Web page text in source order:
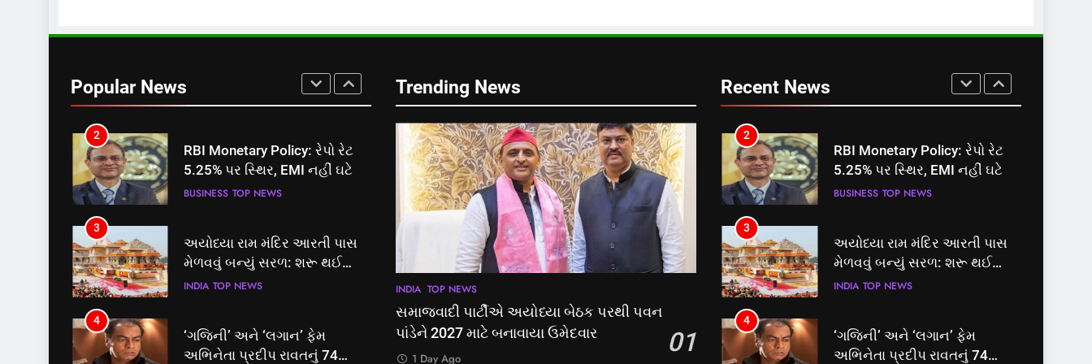
Popular News 5.25% પર સ્થિર, EMI નહીં ઘટે
3
અયોધ્યા રામ મંદિર આરતી પાસ
મેળવવું બન્યું સરળ: શરૂ થઈ
તત્કાલ સુવિધા, જાણો સંપૂર્ણ
INDIA TOP NEWS
4
‘ગજિની’ અને ‘લગાન’ ફેમ
અભિનેતા પ્રદીપ રાવતનું 74
વર્ષની વયે નિધન, બ્લડ કેન્સર
ENTERTAINMENT
5
કોડીનારના છારા દરિયાકાંઠે પાંચ
કિશોરો ડૂબ્યા, 3નો બચાવ, 2
Trending News
INDIA TOP NEWS
સમાજવાદી પાર્ટીએ અયોધ્યા બેઠક પરથી પવન
પાંડેને 2027 માટે બનાવાયા ઉમેદવાર
01
1 Day Ago
Recent News
5.25% પર સ્થિર, EMI નહીં ઘટે
3
અયોધ્યા રામ મંદિર આરતી પાસ
મેળવવું બન્યું સરળ: શરૂ થઈ
તત્કાલ સુવિધા, જાણો સંપૂર્ણ
INDIA TOP NEWS
4
‘ગજિની’ અને ‘લગાન’ ફેમ
અભિનેતા પ્રદીપ રાવતનું 74
વર્ષની વયે નિધન, બ્લડ કેન્સર
ENTERTAINMENT
5
કોડીનારના છારા દરિયાકાંઠે પાંચ
કિશોરો ડૂબ્યા, 3નો બચાવ, 2